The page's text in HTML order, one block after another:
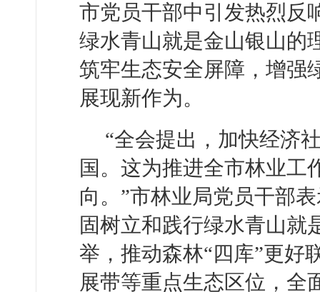
市党员干部中引发热烈反
绿水青山就是金山银山的
筑牢生态安全屏障，增强
展现新作为。
“全会提出，加快经济
国。这为推进全市林业工
向。”市林业局党员干部
固树立和践行绿水青山就
举，推动森林“四库”更好
展带等重点生态区位，全